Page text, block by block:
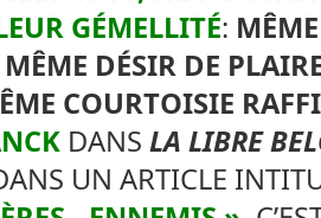
GÉMELLITÉ:
DÉSIR DE
COURTOISIE
DANS LA LIBRE
UN ARTICLE